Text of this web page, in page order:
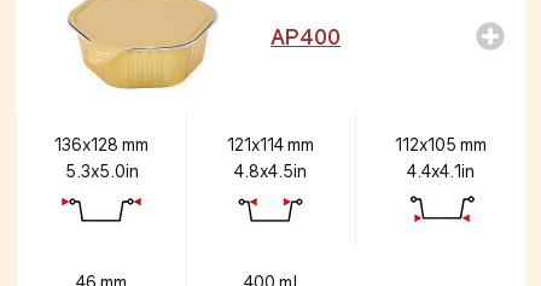
AP400
136x128 mm
5.3x5.0in
121x114 mm
4.8x4.5in
112x105 mm
4.4x4.1in